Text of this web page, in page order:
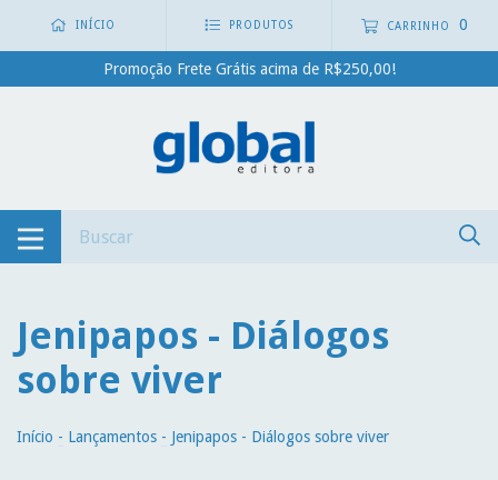
INÍCIO PRODUTOS CARRINHO 0
Promoção Frete Grátis acima de R$250,00!
Jenipapos - Diálogos
sobre viver
Início - Lançamentos - Jenipapos - Diálogos sobre viver